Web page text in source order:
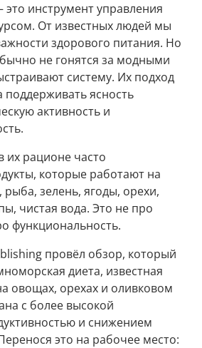
инструмент управления
От известных людей мы
здорового питания. Но
не гонятся за модными
систему. Их подход
поддерживать ясность
активность и
рационе часто
которые работают на
зелень, ягоды, орехи,
чистая вода. Это не про
функциональность.
провёл обзор, который
диета, известная
овощах, орехах и оливковом
с более высокой
и снижением
это на рабочее место: